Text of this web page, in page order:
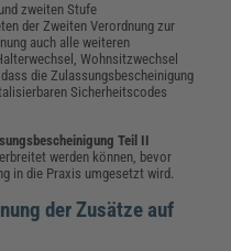
zweiten Stufe
der Zweiten Verordnung zur
auch alle weiteren
Wohnsitzwechsel
die Zulassungsbescheinigung
Sicherheitscodes
Teil II
werden können, bevor
in die Praxis umgesetzt wird.
der Zusätze auf